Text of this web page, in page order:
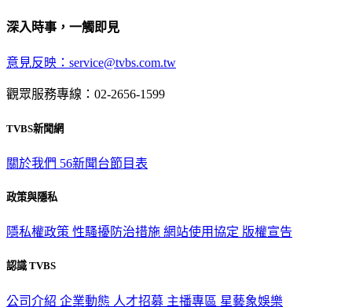
深入時事，一觸即見
意見反映：service@tvbs.com.tw
觀眾服務專線：02-2656-1599
TVBS新聞網
關於我們 56新聞台節目表
政策與隱私
隱私權政策 性騷擾防治措施 網站使用協定 版權宣告
認識 TVBS
公司介紹 企業動態 人才招募 主播專區 星藝象娛樂